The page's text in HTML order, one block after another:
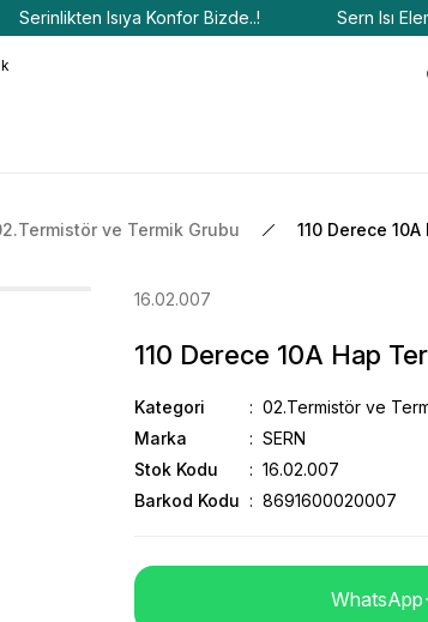
Isıya Konfor Bizde..! Sern Isı
ve Termik Grubu 110 Derece
16.02.007
110 Derece 10A Hap
Kategori
02.Termistör ve
Marka
SERN
Stok Kodu
16.02.007
Barkod Kodu
8691600020007
WhatsApp